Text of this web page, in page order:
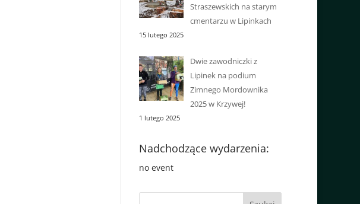
Straszewskich na starym
cmentarzu w Lipinkach
15 lutego 2025
Dwie zawodniczki z
Lipinek na podium
Zimnego Mordownika
2025 w Krzywej!
1 lutego 2025
Nadchodzące wydarzenia:
no event